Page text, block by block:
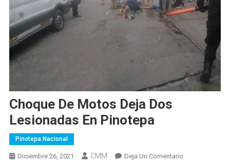
Choque De Motos Deja Dos
Lesionadas En Pinotepa
Pinotepa Nacional
Diciembre 26, 2021 CMM Deja Un ComentarioEn